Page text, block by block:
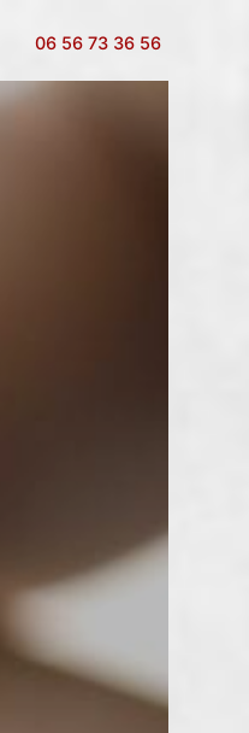
06 56 73 36 56